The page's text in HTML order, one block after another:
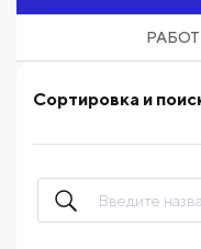
Сортировка и